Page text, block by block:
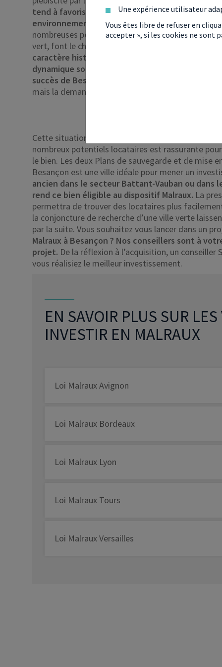
tend à favoriser les villes vertes, avec un
environnement idéal et où il fait bon-vivre.De
nombreuses personnes, souhaitant se mettre au
vert, font le choix de venir vivre à Besançon.
caractère historique et le bassin d’emplois
dynamique sont les deux principales raisons du
succès de Besançon.
mais la demande locative également !
Cette situation est de bonne augure pour un
nombreux potentiels locataires est rassurante
le bien. Les deux Plans de sauvegarde et de mise
Besançon est une ville idéale pour mener un
ancien dans le secteur Battant-Vauban ou
rend ce bien éligible au dispositif Malraux. La
permettra de trouver des locataires plus
la conjoncture de recherche d’une ville verte
par la suite. Vous souhaitez vous lancer dans un
Malraux à Besançon ? Nos conseillers sont à
projet. De la réflexion à l’acquisition, un
vous réalisiez le meilleur investissement.
EN SAVOIR PLUS SUR
INVESTIR EN MALRAUX
Loi Malraux Avignon
Loi Malraux Bordeaux
Loi Malraux Lyon
Loi Malraux Tours
Loi Malraux Versailles
Une expérience utilisateur
Vous êtes libre de refuser en
accepter », si les cookies ne sont